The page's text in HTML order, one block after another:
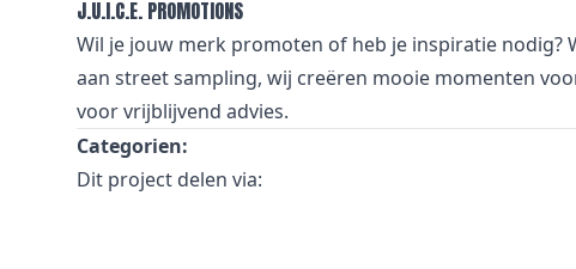
J.U.I.C.E. PROMOTIONS
Wil je jouw merk promoten of heb je inspiratie nodig?
aan street sampling, wij creëren mooie momenten
voor vrijblijvend advies.
Categorien:
Dit project delen via: